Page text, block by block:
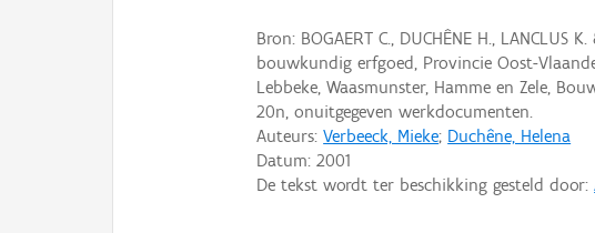
Bron: BOGAERT C., DUCHÊNE H., LANCLUS
bouwkundig erfgoed, Provincie Oost-
Lebbeke, Waasmunster, Hamme en Zele,
20n, onuitgegeven werkdocumenten.
Auteurs:Verbeeck, Mieke; Duchêne, Helena
Datum:2001
De tekst wordt ter beschikking gesteld door: